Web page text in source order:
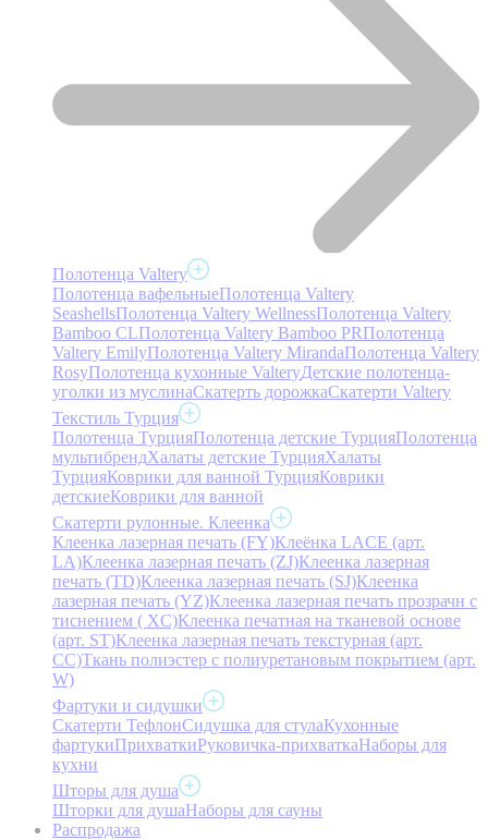
Полотенца Valtery
Полотенца вафельныеПолотенца Valtery
SeashellsПолотенца Valtery WellnessПолотенца Valtery
Bamboo CLПолотенца Valtery Bamboo PRПолотенца
Valtery EmilyПолотенца Valtery MirandaПолотенца Valtery
RosyПолотенца кухонные ValteryДетские полотенца-
уголки из муслинаСкатерть дорожкаСкатерти Valtery
Текстиль Турция
Полотенца ТурцияПолотенца детские ТурцияПолотенца
мультибрендХалаты детские ТурцияХалаты
ТурцияКоврики для ванной ТурцияКоврики
детскиеКоврики для ванной
Скатерти рулонные. Клеенка
Клеенка лазерная печать (FY)Клеёнка LACE (арт.
LA)Клеенка лазерная печать (ZJ)Клеенка лазерная
печать (TD)Клеенка лазерная печать (SJ)Клеенка
лазерная печать (YZ)Клеенка лазерная печать прозрачн с
тиснением ( XC)Клеенка печатная на тканевой основе
(арт. ST)Клеенка лазерная печать текстурная (арт.
CC)Ткань полиэстер с полиуретановым покрытием (арт.
W)
Фартуки и сидушки
Скатерти ТефлонСидушка для стулаКухонные
фартукиПрихваткиРуковичка-прихваткаНаборы для
кухни
Шторы для душа
Шторки для душаНаборы для сауны
Распродажа